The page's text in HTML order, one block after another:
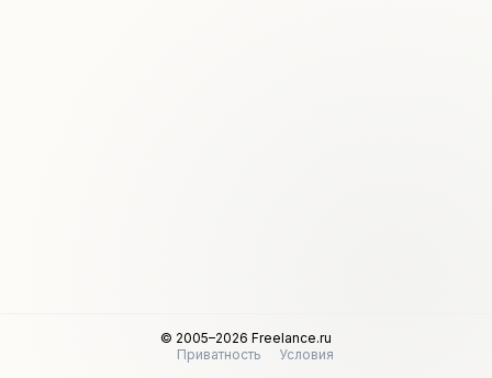
© 2005–2026 Freelance.ru
Приватность
Условия